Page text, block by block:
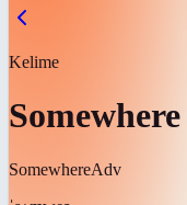
Kelime
Somewhere
SomewhereAdv